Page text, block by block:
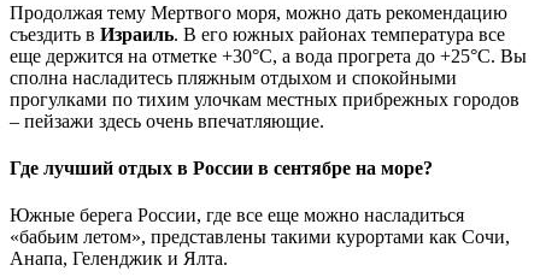
Продолжая тему Мертвого моря, можно дать рекомендацию
съездить в Израиль. В его южных районах температура все
еще держится на отметке +30°С, а вода прогрета до +25°С. Вы
сполна насладитесь пляжным отдыхом и спокойными
прогулками по тихим улочкам местных прибрежных городов
– пейзажи здесь очень впечатляющие.
Где лучший отдых в России в сентябре на море?
Южные берега России, где все еще можно насладиться
«бабьим летом», представлены такими курортами как Сочи,
Анапа, Геленджик и Ялта.